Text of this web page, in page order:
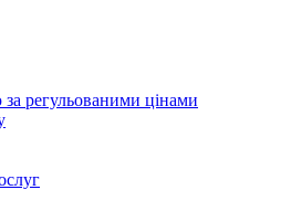
регульованими цінами